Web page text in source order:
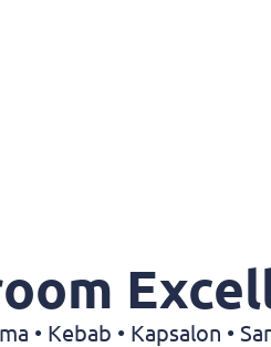
• Kebab • Kapsalon •